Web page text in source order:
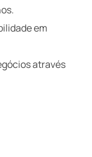
em
através